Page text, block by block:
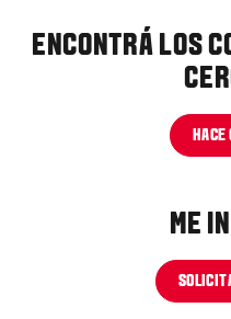
ENCONTRÁ LOS
HACE
ME